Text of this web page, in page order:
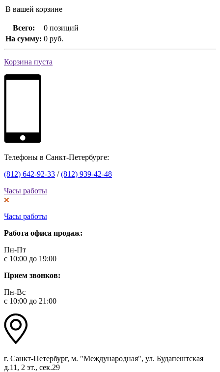
В вашей корзине
Всего:
0 позиций
На сумму: 0 руб.
Корзина пуста
Телефоны в Санкт-Петербурге:
(812) 642-92-33 /(812) 939-42-48
Часы работы
Часы работы
Работа офиса продаж:
Пн-Пт
с 10:00 до 19:00
Прием звонков:
Пн-Вс
с 10:00 до 21:00
г. Санкт-Петербург, м. "Международная", ул. Будапештская
д.11, 2 эт., сек.29